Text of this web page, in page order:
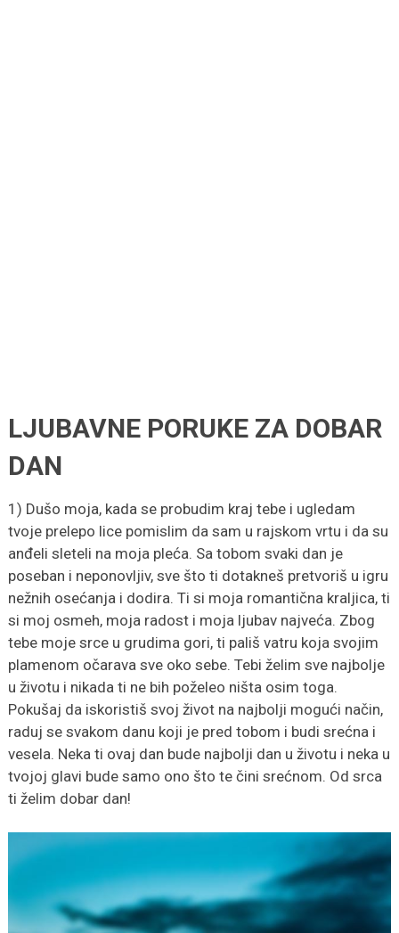
LJUBAVNE PORUKE ZA DOBAR
DAN
1) Dušo moja, kada se probudim kraj tebe i ugledam
tvoje prelepo lice pomislim da sam u rajskom vrtu i da su
anđeli sleteli na moja pleća. Sa tobom svaki dan je
poseban i neponovljiv, sve što ti dotakneš pretvoriš u igru
nežnih osećanja i dodira. Ti si moja romantična kraljica, ti
si moj osmeh, moja radost i moja ljubav najveća. Zbog
tebe moje srce u grudima gori, ti pališ vatru koja svojim
plamenom očarava sve oko sebe. Tebi želim sve najbolje
u životu i nikada ti ne bih poželeo ništa osim toga.
Pokušaj da iskoristiš svoj život na najbolji mogući način,
raduj se svakom danu koji je pred tobom i budi srećna i
vesela. Neka ti ovaj dan bude najbolji dan u životu i neka u
tvojoj glavi bude samo ono što te čini srećnom. Od srca
ti želim dobar dan!